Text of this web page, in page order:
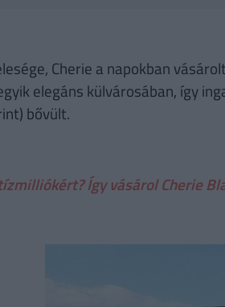
Cherie a napokban
elegáns külvárosában, így
bővült.
Így vásárol Cherie